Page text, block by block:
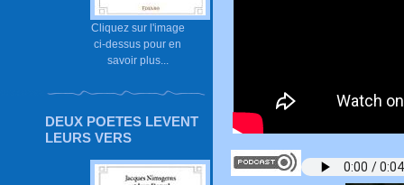
Cliquez sur l'image
ci-dessus pour en
savoir plus...
DEUX POETES LEVENT
LEURS VERS